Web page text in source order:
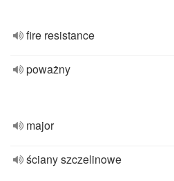
fire resistance
poważny
major
ściany szczelinowe